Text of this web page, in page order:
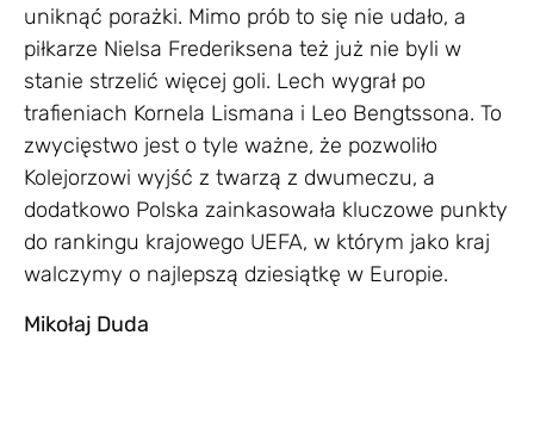
uniknąć porażki. Mimo prób to się nie udało, a
piłkarze Nielsa Frederiksena też już nie byli w
stanie strzelić więcej goli. Lech wygrał po
trafieniach Kornela Lismana i Leo Bengtssona. To
zwycięstwo jest o tyle ważne, że pozwoliło
Kolejorzowi wyjść z twarzą z dwumeczu, a
dodatkowo Polska zainkasowała kluczowe punkty
do rankingu krajowego UEFA, w którym jako kraj
walczymy o najlepszą dziesiątkę w Europie.
Mikołaj Duda